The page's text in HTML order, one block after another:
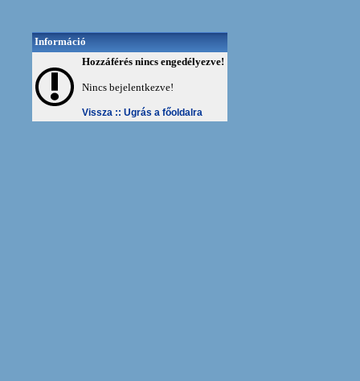
Információ
Hozzáférés nincs engedélyezve!
Nincs bejelentkezve!
Vissza :: Ugrás a főoldalra